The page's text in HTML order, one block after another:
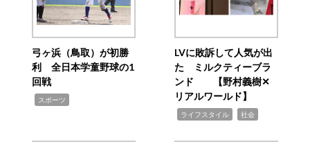
弓ヶ浜（鳥取）が初勝
利 全日本学童野球の1
回戦
スポーツ
LVに敗訴して人気が出
た ミルクティーブラ
ンド 【野村義樹✕
リアルワールド】
ライフスタイル 社会